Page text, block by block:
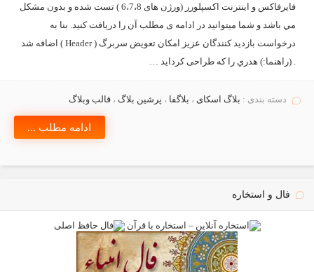
فایرفاکس و اینترنت اکسپلورر (ورژن های 6،7،8 ) تست شده و بدون مشکل
مي باشد و شما ميتوانيد در ادامه ی مطلب آن را دریافت کنید. بنا به
درخواست بازدید کنندگان عزيز امکان تعویض سربرگ ( Header ) اضافه شد
. (راهنما:) هدري را که طراحی کردايد …
دسته بندی : بلاگ اسکای ، بلاگفا ، پرشین بلاگ ،قالب وبلاگ
ادامه مطلب ...
فال و استخاره